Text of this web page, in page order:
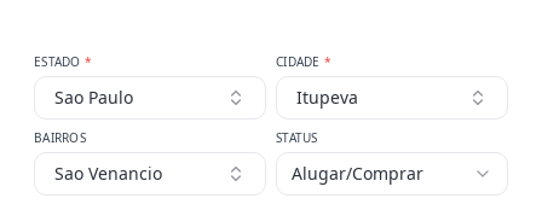
ESTADO *
Sao Paulo
CIDADE *
Itupeva
BAIRROS
Sao Venancio
STATUS
Alugar/Comprar